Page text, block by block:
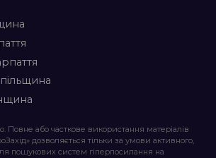
Повне або часткове використання матеріалів
дозволяється тільки за умови активного,
пошукових систем гіперпосилання на